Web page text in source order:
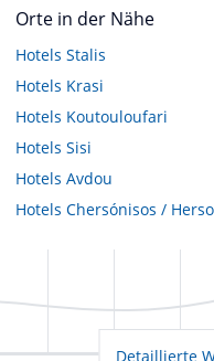
Orte in der Nähe
Hotels Stalis
Hotels Krasi
Hotels Koutouloufari
Hotels Sisi
Hotels Avdou
Hotels Chersónisos /
Detaillierte